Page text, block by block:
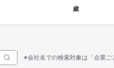
※会社名での検索対象は「企業